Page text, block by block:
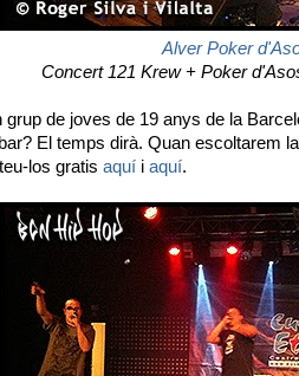
Alver Poker
Concert 121 Krew + Poker
de joves de 19 anys de la
El temps dirà. Quan escoltarem
los gratis aquí i aquí.